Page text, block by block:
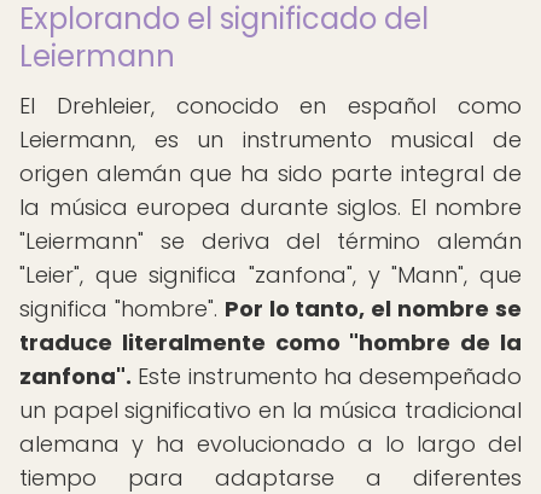
Explorando el significado del
Leiermann
El Drehleier, conocido en español como
Leiermann, es un instrumento musical de
origen alemán que ha sido parte integral de
la música europea durante siglos. El nombre
"Leiermann" se deriva del término alemán
"Leier", que significa "zanfona", y "Mann", que
significa "hombre". Por lo tanto, el nombre se
traduce literalmente como "hombre de la
zanfona". Este instrumento ha desempeñado
un papel significativo en la música tradicional
alemana y ha evolucionado a lo largo del
tiempo para adaptarse a diferentes